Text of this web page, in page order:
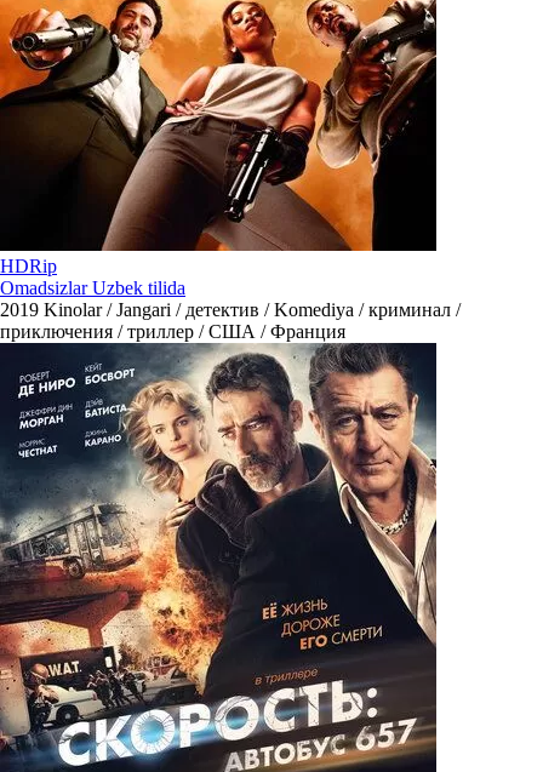
HDRip
Omadsizlar Uzbek tilida
2019 Kinolar / Jangari / детектив / Komediya / криминал /
приключения / триллер / США / Франция